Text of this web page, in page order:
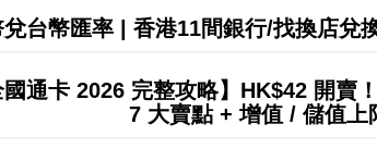
台幣匯率 | 香港11間銀行/找換店兌
國通卡 2026 完整攻略】HK$42 開賣
7 大賣點 + 增值 / 儲值上